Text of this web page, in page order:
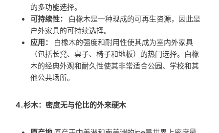
的多功能选择。
可持续性：
白橡木是一种现成的可再生资源，因此是
户外家具的可持续选择。
应用：
白橡木的强度和耐用性使其成为室内外家具
（包括长凳、桌子、椅子和地板）的热门选择。白橡
木的经典外观和耐久性使其非常适合公园、学校和其
他公共场所。
4.杉木：密度无与伦比的外来硬木